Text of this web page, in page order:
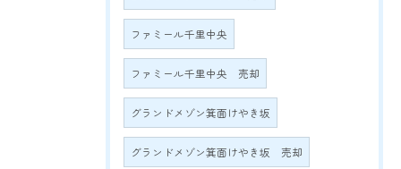
ファミール千里中央
ファミール千里中央 売却
グランドメゾン箕面けやき坂
グランドメゾン箕面けやき坂 売却